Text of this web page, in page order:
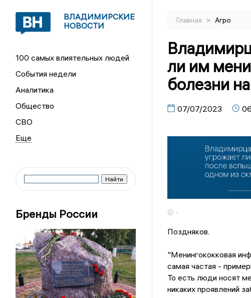
ВЛАДИМИРСКИЕ
НОВОСТИ
100 самых влиятельных людей
События недели
Аналитика
Общество
СВО
Бренды России
Главная > Агро
ли им
болезни
07/07/2023
© -
Поздняков.
"Менингококковая
самая частая -
То есть люди носят
никаких проявлений